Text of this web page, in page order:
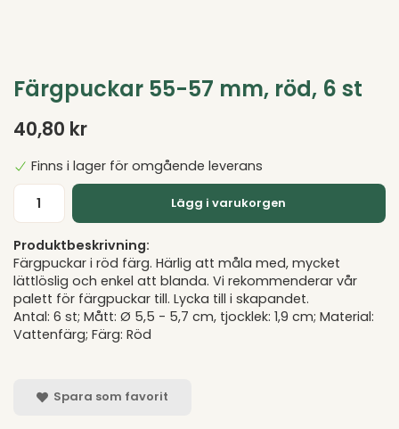
Färgpuckar 55-57 mm, röd, 6 st
40,80 kr
Finns i lager för omgående leverans
Lägg i varukorgen
Produktbeskrivning:
Färgpuckar i röd färg. Härlig att måla med, mycket
lättlöslig och enkel att blanda. Vi rekommenderar vår
palett för färgpuckar till. Lycka till i skapandet.
Antal: 6 st; Mått: Ø 5,5 - 5,7 cm, tjocklek: 1,9 cm; Material:
Vattenfärg; Färg: Röd
Spara som favorit